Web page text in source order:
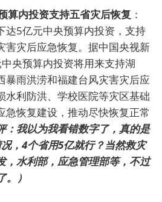
算内投资支持五省灾后恢复 ：
达5亿元中央预算内投资，支持
害灾后应急恢复。据中国央视新
央预算内投资将用来支持湖
暴雨洪涝和福建台风灾害灾后应
水利防洪、学校医院等灾区基础
急恢复建设，推动尽快恢复正常
：我以为我看错数字了，真的是
，4个省用5亿就行？当然救灾
，水利部，应急管理部等，不过
）